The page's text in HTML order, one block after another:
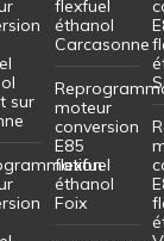
sur
flexfuel
éthanol
Carcasonne
moteur
conversion
E85
flexfuel
éthanol
Foix